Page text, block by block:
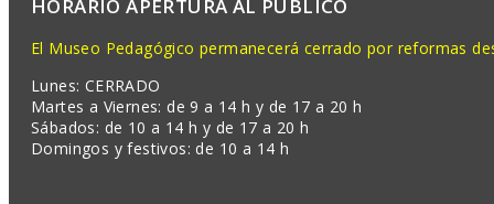
HORARIO APERTURA AL PÚBLICO
El Museo Pedagógico permanecerá cerrado por reformas
Lunes: CERRADO
Martes a Viernes: de 9 a 14 h y de 17 a 20 h
Sábados: de 10 a 14 h y de 17 a 20 h
Domingos y festivos: de 10 a 14 h